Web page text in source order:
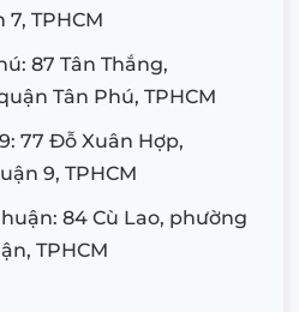
TPHCM
87 Tân Thắng,
Tân Phú, TPHCM
77 Đỗ Xuân Hợp,
9, TPHCM
84 Cù Lao, phường
TPHCM